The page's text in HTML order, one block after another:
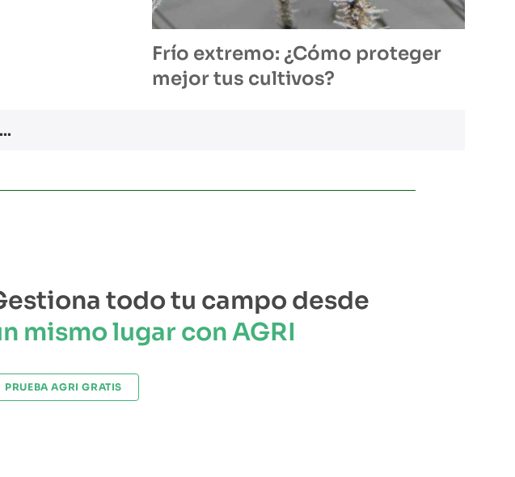
Frío extremo: ¿Cómo proteger
mejor tus cultivos?
todo tu campo desde
mismo lugar con AGRI
PRUEBA AGRI GRATIS